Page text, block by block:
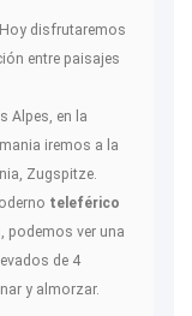
disfrutaremos
entre paisajes
Alpes, en la
iremos a la
Zugspitze.
teleférico
podemos ver una
de 4
y almorzar.